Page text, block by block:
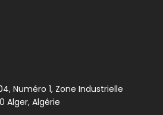
Numéro 1, Zone Industrielle
Alger, Algérie